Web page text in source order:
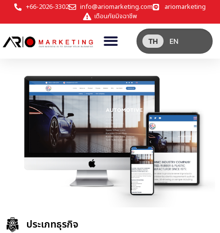
+66-2026-3302 info@ariomarketing.com
ariomarketing
เตือนภัยมิจฉาชีพ
TH EN
ประเภทธุรกิจ